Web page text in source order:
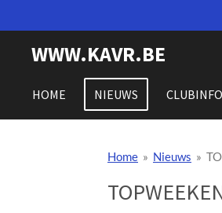
direct
hoofdinhoud
WWW.KAVR.BE
HOME NIEUWS CLUBINFO
Home » Nieuws »